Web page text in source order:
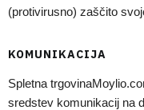
(protivirusno) zaščito
KOMUNIKACIJA
Spletna
sredstev komunikacij na